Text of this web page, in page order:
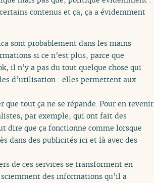
contenus et ça, ça a évidemment
sont probablement dans les mains
si ce n’est plus, parce que
il n’y a pas du tout quelque chose qui
d’utilisation : elles permettent aux
tout ça ne se répande. Pour en revenir
par exemple, qui ont fait des
dire que ça fonctionne comme lorsque
dans des publicités ici et là avec des
de ces services se transforment en
des informations qu’il a